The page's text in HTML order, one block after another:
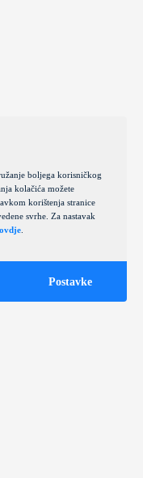
boljega korisničkog
kolačića možete
korištenja stranice
svrhe. Za nastavak
ovdje
Postavke